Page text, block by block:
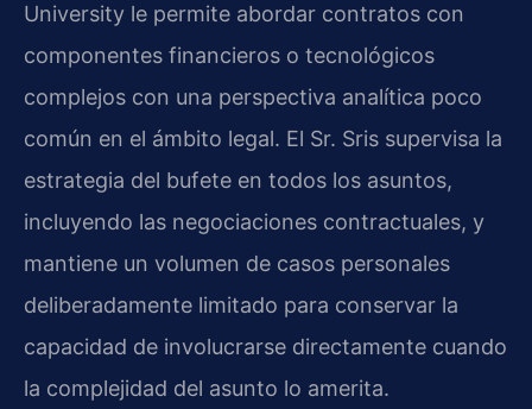
University le permite abordar contratos con
componentes financieros o tecnológicos
complejos con una perspectiva analítica poco
común en el ámbito legal. El Sr. Sris supervisa la
estrategia del bufete en todos los asuntos,
incluyendo las negociaciones contractuales, y
mantiene un volumen de casos personales
deliberadamente limitado para conservar la
capacidad de involucrarse directamente cuando
la complejidad del asunto lo amerita.